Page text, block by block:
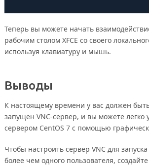
Теперь вы можете начать
рабочим столом XFCE со своего
используя клавиатуру и мышь.
Выводы
К настоящему времени у вас должен
запущен VNC-сервер, и вы можете легко
сервером CentOS 7 с помощью
Чтобы настроить сервер VNC для
более чем одного пользователя,